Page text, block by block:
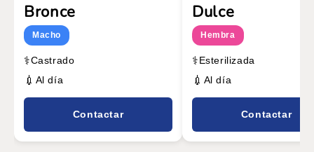
Bronce
Macho
⚕️Castrado
💉 Al día
Contactar
Dulce
Hembra
⚕️Esterilizada
💉 Al día
Contactar